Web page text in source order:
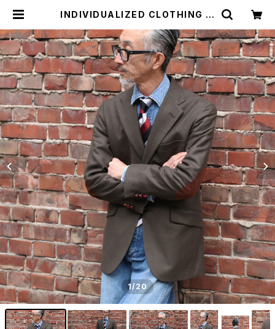
INDIVIDUALIZED CLOTHING イ
カントリーブレザー COUNTRY BR
AZER ジャケット | MAVAZI マバジ
1/20